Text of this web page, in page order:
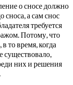
о сносе должно
сноса, а сам снос
требуется
Потому, что
то время, когда
существовало,
них и решения